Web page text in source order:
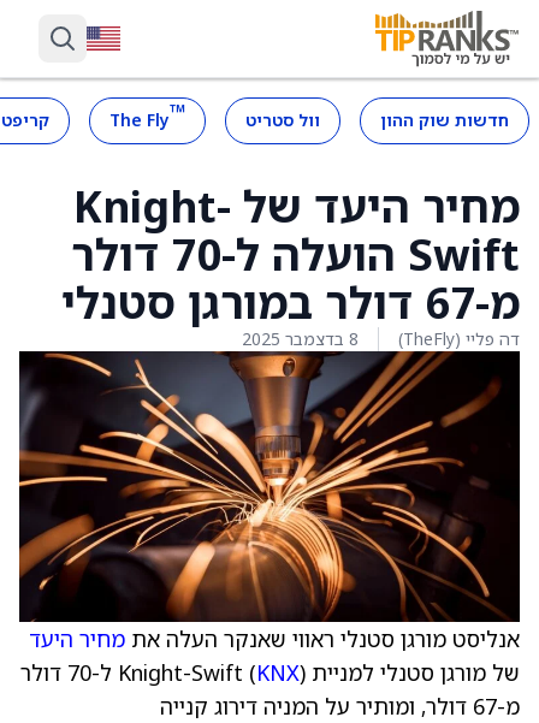
חדשות שוק ההון וול סטריט ™
The Fly
מחיר היעד של Knight-
Swift הועלה ל-70 דולר
מ-67 דולר במורגן סטנלי
דה פליי (TheFly) 8 בדצמבר 2025
אנליסט מורגן סטנלי ראווי שאנקר העלה את מחיר היעד
של מורגן סטנלי למניית Knight-Swift ( KNX
) ל-70 דולר
מ-67 דולר, ומותיר על המניה דירוג קנייה